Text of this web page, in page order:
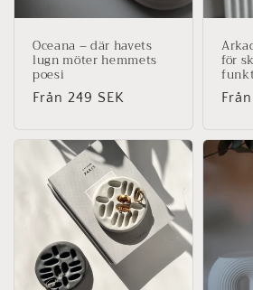
Oceana – där havets
lugn möter hemmets
poesi
Ordinarie
Från 249 SEK
för